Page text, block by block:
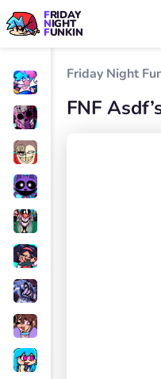
FRIDAY
NIGHT
FUNKIN
Friday Night
FNF